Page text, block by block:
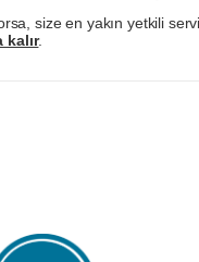
size en yakın yetkili
kalır.